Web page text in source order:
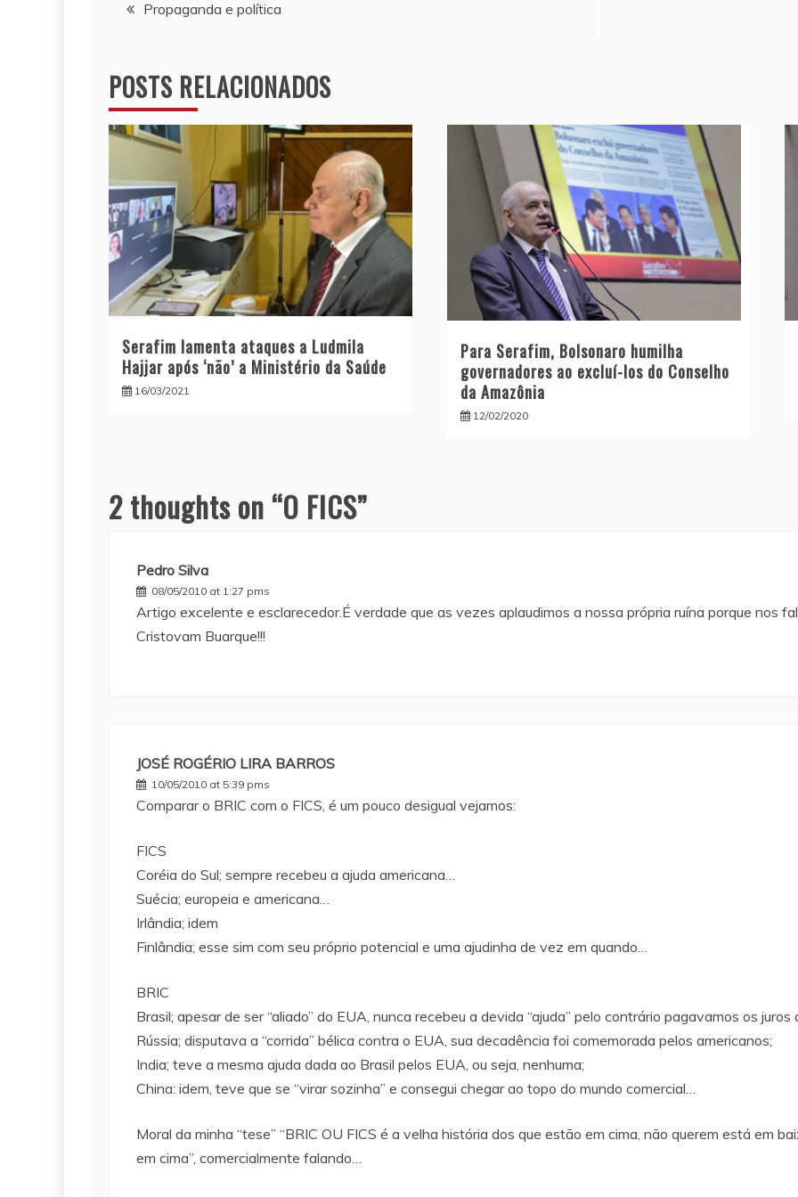
Post
Propaganda e política
POSTS RELACIONADOS
Serafim lamenta ataques a Ludmila
Hajjar após ‘não’ a Ministério da Saúde
16/03/2021
Para Serafim, Bolsonaro humilha
governadores ao excluí-los do Conselho
da Amazônia
12/02/2020
2 thoughts on “O FICS”
Pedro Silva
08/05/2010 at 1:27 pms
Artigo excelente e esclarecedor.É verdade que as vezes aplaudimos a nossa própria ruína porque nos
Cristovam Buarque!!!
JOSÉ ROGÉRIO LIRA BARROS
10/05/2010 at 5:39 pms
Comparar o BRIC com o FICS, é um pouco desigual vejamos:
FICS
Coréia do Sul; sempre recebeu a ajuda americana…
Suécia; europeia e americana…
Irlândia; idem
Finlândia; esse sim com seu próprio potencial e uma ajudinha de vez em quando…
BRIC
Brasil; apesar de ser “aliado” do EUA, nunca recebeu a devida “ajuda” pelo contrário pagavamos os
Rússia; disputava a “corrida” bélica contra o EUA, sua decadência foi comemorada pelos americanos;
India; teve a mesma ajuda dada ao Brasil pelos EUA, ou seja, nenhuma;
China: idem, teve que se “virar sozinha” e consegui chegar ao topo do mundo comercial…
Moral da minha “tese” “BRIC OU FICS é a velha história dos que estão em cima, não querem está em
em cima”, comercialmente falando…